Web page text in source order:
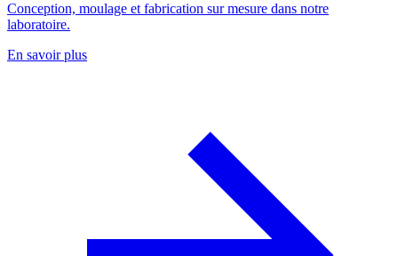
Conception, moulage et fabrication sur mesure dans notre
laboratoire.
En savoir plus